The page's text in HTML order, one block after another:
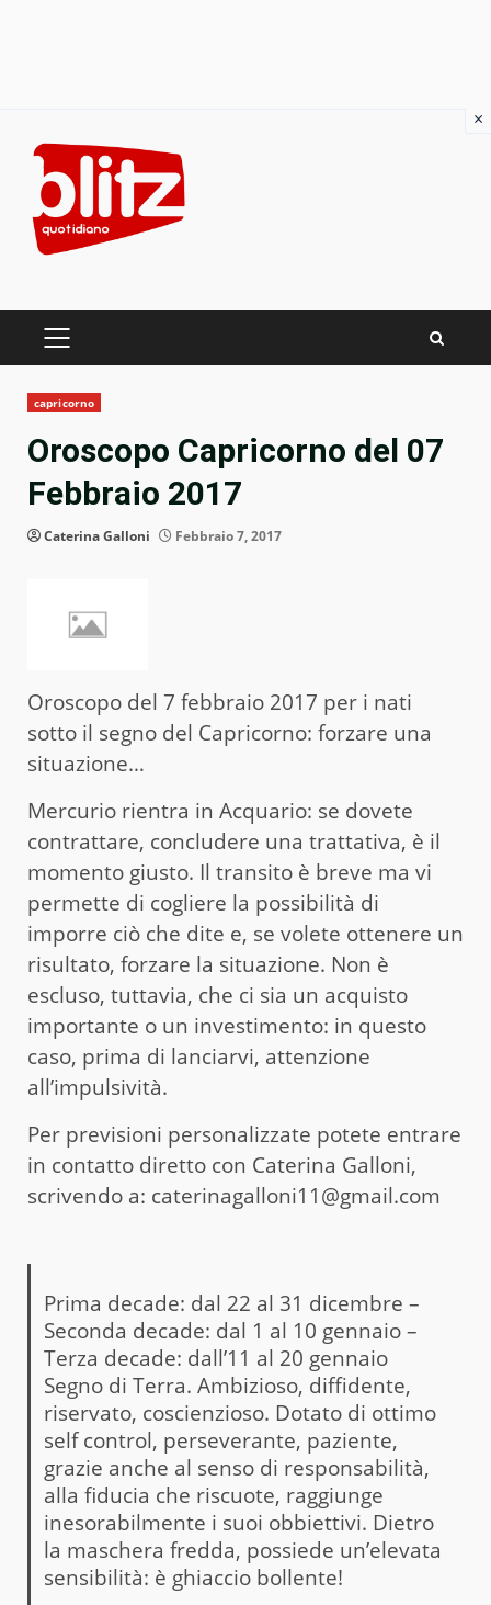
content
PRIMARY
capricorno
Oroscopo Capricorno del 07
Febbraio 2017
Caterina Galloni Febbraio 7, 2017
Oroscopo del 7 febbraio 2017 per i nati
sotto il segno del Capricorno: forzare una
situazione…
Mercurio rientra in Acquario: se dovete
contrattare, concludere una trattativa, è il
momento giusto. Il transito è breve ma vi
permette di cogliere la possibilità di
imporre ciò che dite e, se volete ottenere un
risultato, forzare la situazione. Non è
escluso, tuttavia, che ci sia un acquisto
importante o un investimento: in questo
caso, prima di lanciarvi, attenzione
all’impulsività.
Per previsioni personalizzate potete entrare
in contatto diretto con Caterina Galloni,
scrivendo a: caterinagalloni11@gmail.com
Prima decade: dal 22 al 31 dicembre –
Seconda decade: dal 1 al 10 gennaio –
Terza decade: dall’11 al 20 gennaio
Segno di Terra. Ambizioso, diffidente,
riservato, coscienzioso. Dotato di ottimo
self control, perseverante, paziente,
grazie anche al senso di responsabilità,
alla fiducia che riscuote, raggiunge
inesorabilmente i suoi obbiettivi. Dietro
la maschera fredda, possiede un’elevata
sensibilità: è ghiaccio bollente!
×